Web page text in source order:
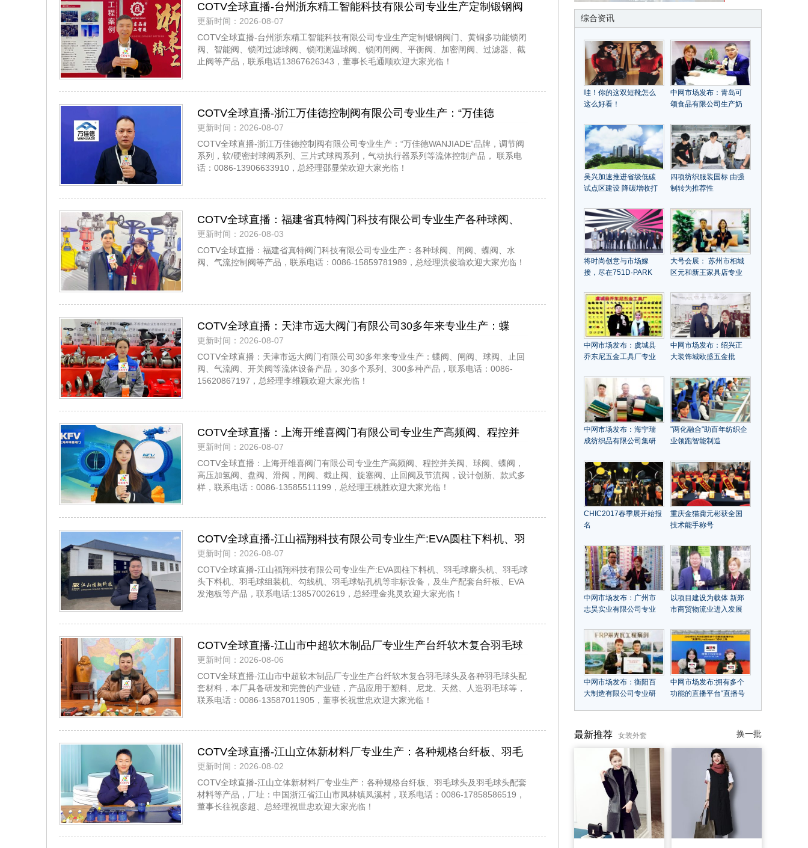
COTV全球直播-台州浙东精工智能科技有限公司专业生产定制锻钢阀
门、黄铜多功能锁闭阀、智能阀、锁闭过滤球阀、锁闭测温球阀、锁
闭闸阀、平衡阀、加密闸阀、过滤器、截止阀等产品，欢迎大家光
临！
更新时间：2026-08-07
COTV全球直播-台州浙东精工智能科技有限公司专业生产定制锻钢阀门、黄铜多功能锁闭
阀、智能阀、锁闭过滤球阀、锁闭测温球阀、锁闭闸阀、平衡阀、加密闸阀、过滤器、截
止阀等产品，联系电话13867626343，董事长毛通顺欢迎大家光临！
COTV全球直播-浙江万佳德控制阀有限公司专业生产：“万佳德
WANJIADE”品牌，调节阀系列，软/硬密封球阀系列、三片式球阀系
列，气动执行器系列等流体控制产品， 欢迎大家光临！
更新时间：2026-08-07
COTV全球直播-浙江万佳德控制阀有限公司专业生产：“万佳德WANJIADE”品牌，调节阀
系列，软/硬密封球阀系列、三片式球阀系列，气动执行器系列等流体控制产品， 联系电
话：0086-13906633910，总经理邵显荣欢迎大家光临！
COTV全球直播：福建省真特阀门科技有限公司专业生产各种球阀、
闸阀、蝶阀、水阀、气流控制阀等产品，总经理洪俊瑜欢迎大家光
临！
更新时间：2026-08-03
COTV全球直播：福建省真特阀门科技有限公司专业生产：各种球阀、闸阀、蝶阀、水
阀、气流控制阀等产品，联系电话：0086-15859781989，总经理洪俊瑜欢迎大家光临！
COTV全球直播：天津市远大阀门有限公司30多年来专业生产：蝶
阀、闸阀、球阀、止回阀、气流阀、开关阀等流体设备产品，30多个
系列、300多种产品，欢迎大家光临！
更新时间：2026-08-07
COTV全球直播：天津市远大阀门有限公司30多年来专业生产：蝶阀、闸阀、球阀、止回
阀、气流阀、开关阀等流体设备产品，30多个系列、300多种产品，联系电话：0086-
15620867197，总经理李维颖欢迎大家光临！
COTV全球直播：上海开维喜阀门有限公司专业生产高频阀、程控并
关阀、球阀、蝶阀，高压加氢阀、盘阀、滑阀，闸阀、截止阀、旋塞
阀、止回阀及节流阀，欢迎大家光临！
更新时间：2026-08-07
COTV全球直播：上海开维喜阀门有限公司专业生产高频阀、程控并关阀、球阀、蝶阀，
高压加氢阀、盘阀、滑阀，闸阀、截止阀、旋塞阀、止回阀及节流阀，设计创新、款式多
样，联系电话：0086-13585511199，总经理王桃胜欢迎大家光临！
COTV全球直播-江山福翔科技有限公司专业生产:EVA圆柱下料机、羽
毛球磨头机、羽毛球头下料机、羽毛球组装机、勾线机、羽毛球钻孔
机等非标设备，及生产配套台纤板、EVA发泡板等产品，欢迎大家光
临！
更新时间：2026-08-07
COTV全球直播-江山福翔科技有限公司专业生产:EVA圆柱下料机、羽毛球磨头机、羽毛球
头下料机、羽毛球组装机、勾线机、羽毛球钻孔机等非标设备，及生产配套台纤板、EVA
发泡板等产品，联系电话:13857002619，总经理金兆灵欢迎大家光临！
COTV全球直播-江山市中超软木制品厂专业生产台纤软木复合羽毛球
头及各种羽毛球头配套材料，本厂具备研发和完善的产业链，产品应
用于塑料、尼龙、天然羽绒球、人造羽毛球等，欢迎大家光临！
更新时间：2026-08-06
COTV全球直播-江山市中超软木制品厂专业生产台纤软木复合羽毛球头及各种羽毛球头配
套材料，本厂具备研发和完善的产业链，产品应用于塑料、尼龙、天然、人造羽毛球等，
联系电话：0086-13587011905，董事长祝世忠欢迎大家光临！
COTV全球直播-江山立体新材料厂专业生产：各种规格台纤板、羽毛
球头及羽毛球头配套材料等产品，欢迎大家光临！
更新时间：2026-08-02
COTV全球直播-江山立体新材料厂专业生产：各种规格台纤板、羽毛球头及羽毛球头配套
材料等产品，厂址：中国浙江省江山市凤林镇凤溪村，联系电话：0086-17858586519，
董事长往祝彦超、总经理祝世忠欢迎大家光临！
综合资讯
哇！你的这双短靴怎么
这么好看！
中网市场发布：青岛可
颂食品有限公司生产奶
烘焙及餐饮原料
吴兴加速推进省级低碳
试点区建设 降碳增收打
四项纺织服装国标 由强
制转为推荐性
将时尚创意与市场嫁
接，尽在751D·PARK
大号会展： 苏州市相城
区元和新王家具店专业
列、卧房系列、书房及
沙发等系列新中式时尚
休闲家具
中网市场发布：虞城县
乔东尼五金工具厂专业
售："乔东尼"品牌各种螺
丝刀系列产品
中网市场发布：绍兴正
大装饰城欧盛五金批
花洒、角阀、龙头、软
管、五金挂件、锁具批
发
中网市场发布：海宁瑞
成纺织品有限公司集研
售"SHANGNU尚诺"家纺
产品
"两化融合"助百年纺织企
业领跑智能制造
CHIC2017春季展开始报
名
重庆金猫龚元彬获全国
技术能手称号
中网市场发布：广州市
志昊实业有限公司专业
单、画册等各类印刷
以项目建设为载体 新郑
市商贸物流业进入发展
中网市场发布：衡阳百
大制造有限公司专业研
脂瓦、PC透明瓦等各种
瓦型产品
中网市场发布:拥有多个
功能的直播平台“直播号
换一批
最新推荐 女装外套